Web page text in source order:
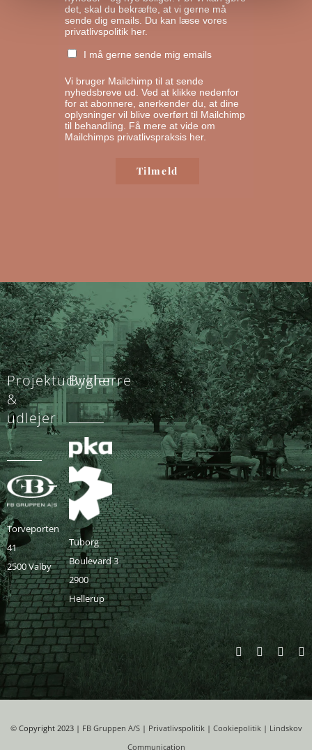
det, skal du bekræfte, at vi gerne må
sende dig emails. Du kan læse vores
privatlivspolitik her.
I må gerne sende mig emails
Vi bruger Mailchimp til at sende
nyhedsbreve ud. Ved at klikke nedenfor
for at abonnere, anerkender du, at dine
oplysninger vil blive overført til Mailchimp
til behandling. Få mere at vide om
Mailchimps privatlivspraksis her.
Projektudvikler
&
udlejer
Torveporten
41
2500 Valby
Bygherre
Tuborg
Boulevard 3
2900
Hellerup
©Copyright 2023 | FB Gruppen A/S| Privatlivspolitik | Cookiepolitik | Lindskov
Communication